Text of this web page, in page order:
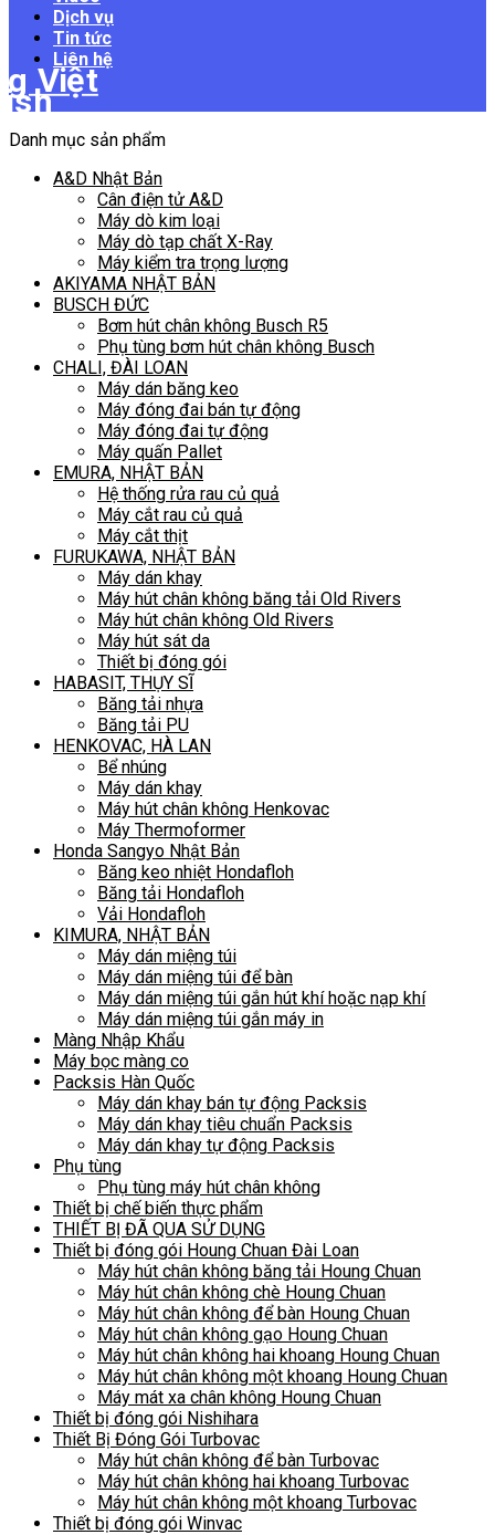
Dịch vụ
Tin tức
Liên hệ
Danh mục sản phẩm
A&D Nhật Bản
Cân điện tử A&D
Máy dò kim loại
Máy dò tạp chất X-Ray
Máy kiểm tra trọng lượng
AKIYAMA NHẬT BẢN
BUSCH ĐỨC
Bơm hút chân không Busch R5
Phụ tùng bơm hút chân không Busch
CHALI, ĐÀI LOAN
Máy dán băng keo
Máy đóng đai bán tự động
Máy đóng đai tự động
Máy quấn Pallet
EMURA, NHẬT BẢN
Hệ thống rửa rau củ quả
Máy cắt rau củ quả
Máy cắt thịt
FURUKAWA, NHẬT BẢN
Máy dán khay
Máy hút chân không băng tải Old Rivers
Máy hút chân không Old Rivers
Máy hút sát da
Thiết bị đóng gói
HABASIT, THỤY SĨ
Băng tải nhựa
Băng tải PU
HENKOVAC, HÀ LAN
Bể nhúng
Máy dán khay
Máy hút chân không Henkovac
Máy Thermoformer
Honda Sangyo Nhật Bản
Băng keo nhiệt Hondafloh
Băng tải Hondafloh
Vải Hondafloh
KIMURA, NHẬT BẢN
Máy dán miệng túi
Máy dán miệng túi để bàn
Máy dán miệng túi gắn hút khí hoặc nạp khí
Máy dán miệng túi gắn máy in
Màng Nhập Khẩu
Máy bọc màng co
Packsis Hàn Quốc
Máy dán khay bán tự động Packsis
Máy dán khay tiêu chuẩn Packsis
Máy dán khay tự động Packsis
Phụ tùng
Phụ tùng máy hút chân không
Thiết bị chế biến thực phẩm
THIẾT BỊ ĐÃ QUA SỬ DỤNG
Thiết bị đóng gói Houng Chuan Đài Loan
Máy hút chân không băng tải Houng Chuan
Máy hút chân không chè Houng Chuan
Máy hút chân không để bàn Houng Chuan
Máy hút chân không gạo Houng Chuan
Máy hút chân không hai khoang Houng Chuan
Máy hút chân không một khoang Houng Chuan
Máy mát xa chân không Houng Chuan
Thiết bị đóng gói Nishihara
Thiết Bị Đóng Gói Turbovac
Máy hút chân không để bàn Turbovac
Máy hút chân không hai khoang Turbovac
Máy hút chân không một khoang Turbovac
Thiết bị đóng gói Winvac